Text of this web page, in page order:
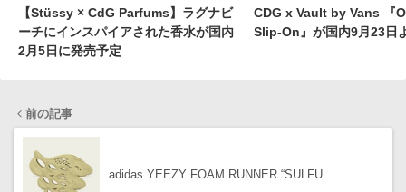
【Stüssy × CdG Parfums】ラグナビ
ーチにインスパイアされた香水が国内
2月5日に発売予定
CDG x Vault by Vans 『
Slip-On』が国内9月23日
前の記事
adidas YEEZY FOAM RUNNER “SULFU…